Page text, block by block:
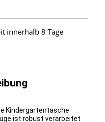
innerhalb 8 Tage
Kindergartentasche
ist robust verarbeitet